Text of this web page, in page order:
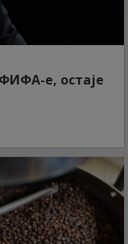
е, остаје